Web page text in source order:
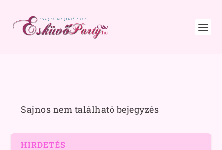
Sajnos nem található bejegyzés
HIRDETÉS